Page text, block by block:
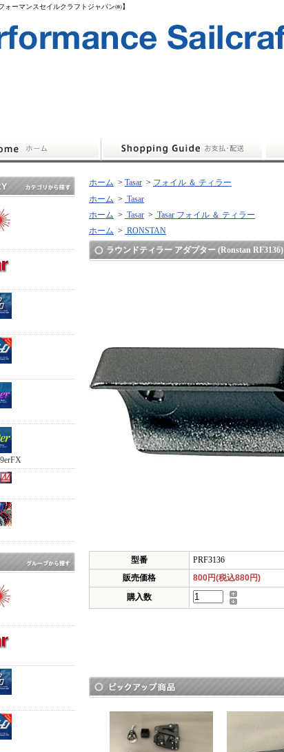
ォーマンスセイルクラフトジャパン㈱】
ホーム > Tasar > フォイル ＆ ティラー
ホーム > Tasar
ホーム > Tasar > Tasar フォイル ＆ ティラー
ホーム > RONSTAN
ラウンドティラー アダプター (Ronstan RF3136)
型番
PRF3136
販売価格
800円(税込880円)
購入数